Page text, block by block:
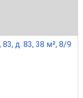
д. 83, 38 м², 8/9